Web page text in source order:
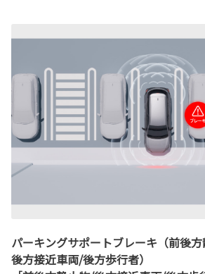
パーキングサポートブレーキ（前後
後方接近車両/後方歩行者）